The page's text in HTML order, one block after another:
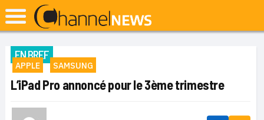
EN BREF
APPLE SAMSUNG
L’iPad Pro annoncé pour le 3ème trimestre